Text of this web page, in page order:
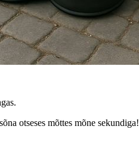
otseses mõttes mõne sekundiga!